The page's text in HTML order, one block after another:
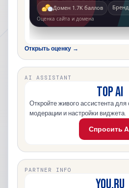
Открыть оценку →
AI ASSISTANT
TOP AI
Откройте живого ассистента для
модерации и настройки виджета.
Спросить
PARTNER INFO
YOU.RU